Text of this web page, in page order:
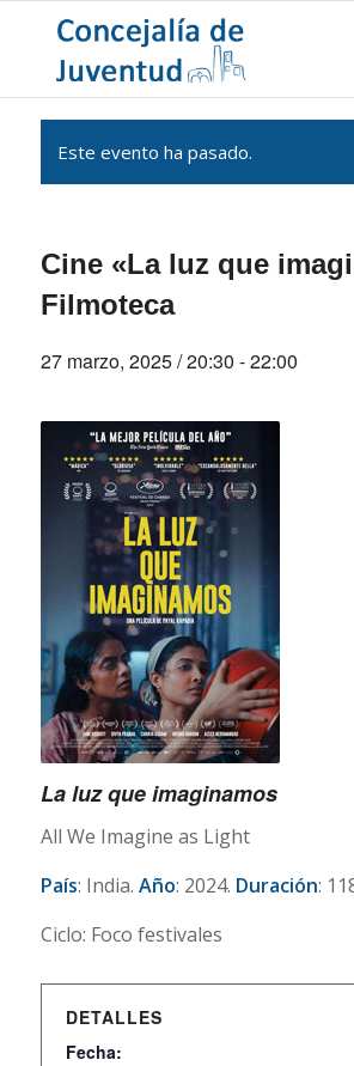
Este evento ha pasado.
Cine «La luz que
Filmoteca
27 marzo, 2025 / 20:30 -22:00
La luz que imaginamos
All We Imagine as Light
País: India. Año: 2024. Duración:
Ciclo: Foco festivales
DETALLES
Fecha: